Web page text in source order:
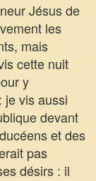
Jésus de
les
mais
cette nuit
y
je vis aussi
devant
et des
pas
désirs : il